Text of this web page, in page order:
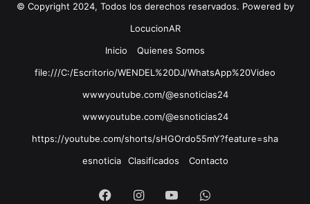
© Copyright 2024, Todos los derechos reservados. Powered by
LocucionAR
Inicio
Quienes Somos
file:///C:/Escritorio/WENDEL%20DJ/WhatsApp%20Video
wwwyoutube.com/@esnoticias24
wwwyoutube.com/@esnoticias24
https://youtube.com/shorts/sHGOrdo55mY?feature=sha
esnoticia
Clasificados Contacto
FacebookInstagramYoutubeWhatsapp